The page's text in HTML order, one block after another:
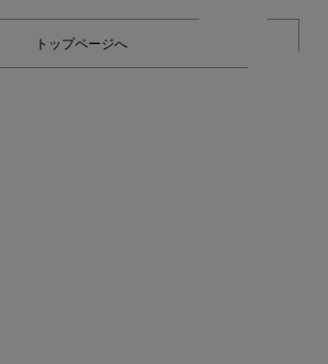
トップページへ